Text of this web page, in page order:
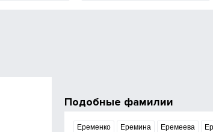
Подобные фамилии
Еременко Еремина Еремеева